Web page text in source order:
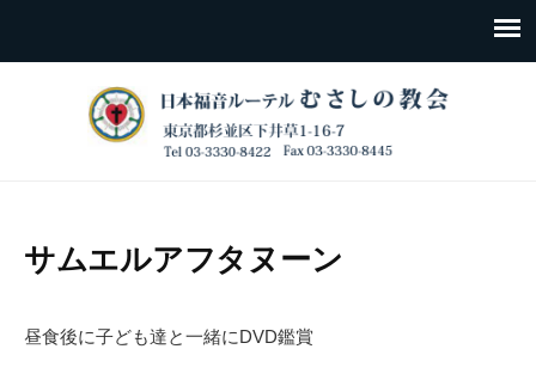
サムエルアフタヌーン
昼食後に子ども達と一緒にDVD鑑賞